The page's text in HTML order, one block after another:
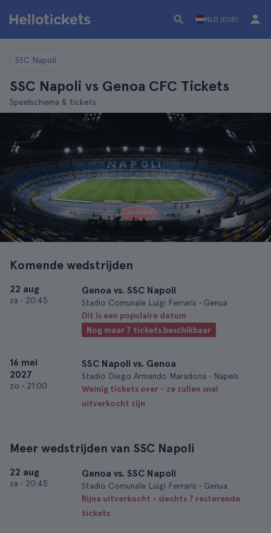
NLD (EUR)
SSC Napoli
SSC Napoli vs Genoa CFC Tickets
Speelschema & tickets
Komende wedstrijden
22 aug
za • 20:45
Genoa vs. SSC Napoli
Stadio Comunale Luigi Ferraris • Genua
Dit is een populaire datum
Nog maar 7 tickets beschikbaar
16 mei
2027
zo • 21:00
SSC Napoli vs. Genoa
Stadio Diego Armando Maradona • Napels
Weinig tickets over - ze zullen snel
uitverkocht zijn
Meer wedstrijden van SSC Napoli
22 aug
za • 20:45
Genoa vs. SSC Napoli
Stadio Comunale Luigi Ferraris • Genua
Bijna uitverkocht - slechts 7 resterende
tickets